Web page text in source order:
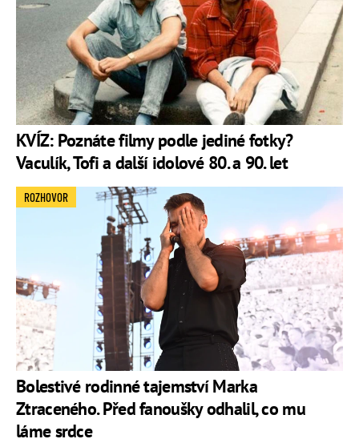
KVÍZ: Poznáte filmy podle jediné fotky?
Vaculík, Tofi a další idolové 80. a 90. let
Bolestivé rodinné tajemství Marka
Ztraceného. Před fanoušky odhalil, co mu
láme srdce
ROZHOVOR